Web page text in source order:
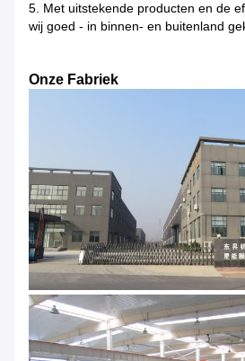
5. Met uitstekende producten en de
wij goed - in binnen- en buitenland
Onze Fabriek